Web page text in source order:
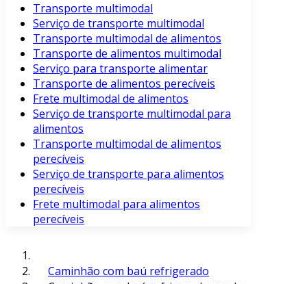
Transporte multimodal
Serviço de transporte multimodal
Transporte multimodal de alimentos
Transporte de alimentos multimodal
Serviço para transporte alimentar
Transporte de alimentos perecíveis
Frete multimodal de alimentos
Serviço de transporte multimodal para
alimentos
Transporte multimodal de alimentos
perecíveis
Serviço de transporte para alimentos
perecíveis
Frete multimodal para alimentos
perecíveis
Caminhão com baú refrigerado